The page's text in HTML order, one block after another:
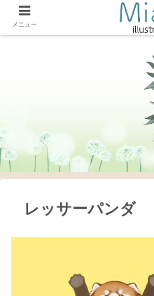
レッサーパンダ
メニュー